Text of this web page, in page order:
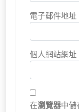
電子郵件地址
個人網站網址
在瀏覽器中儲